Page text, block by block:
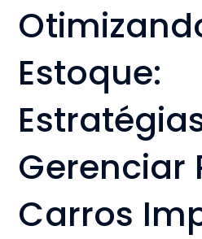
Estoque:
Gerenciar
Carros